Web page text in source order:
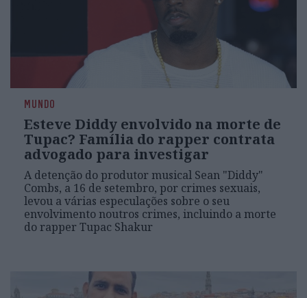
MUNDO
Esteve Diddy envolvido na morte de
Tupac? Família do rapper contrata
advogado para investigar
A detenção do produtor musical Sean "Diddy"
Combs, a 16 de setembro, por crimes sexuais,
levou a várias especulações sobre o seu
envolvimento noutros crimes, incluindo a morte
do rapper Tupac Shakur